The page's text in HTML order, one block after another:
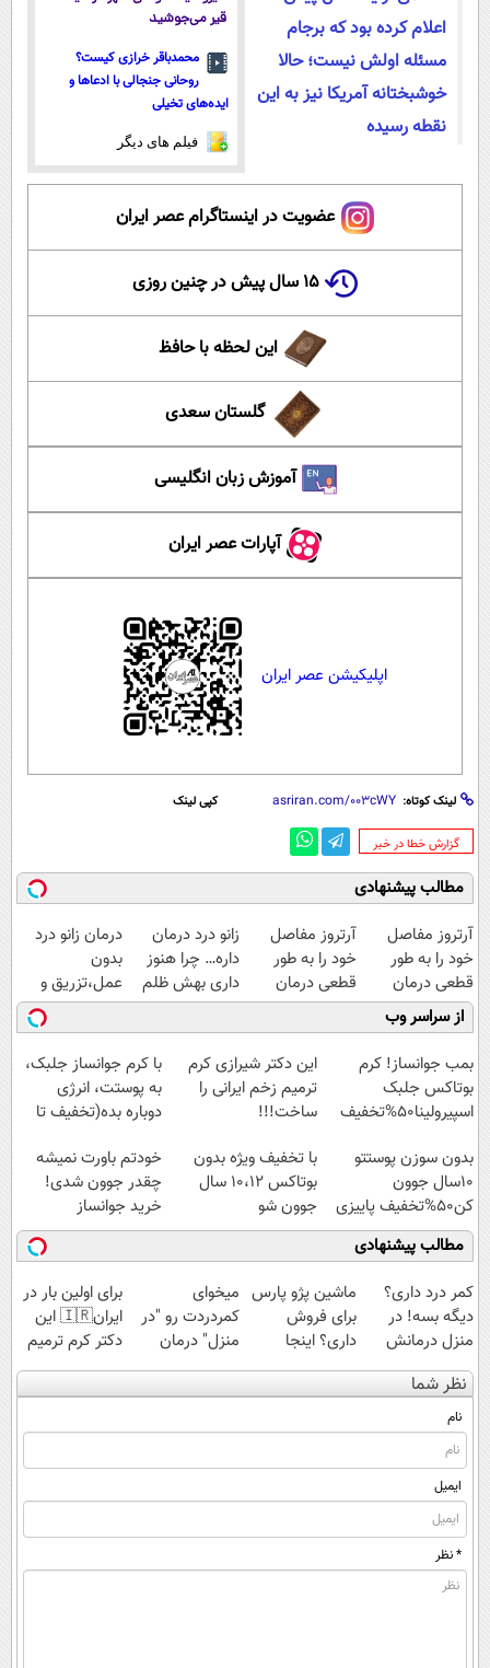
اعلام کرده بود که برجام
مسئله اولش نیست؛ حالا
خوشبختانه آمریکا نیز به این
نقطه رسیده
قیر می‌جوشید
محمدباقر خرازی کیست؟
روحانی جنجالی با ادعاها و
ایده‌های تخیلی
فیلم های دیگر
عضویت در اینستاگرام عصر ایران
۱۵ سال پیش در چنین روزی
این لحظه با حافظ
گلستان سعدی
آموزش زبان انگلیسی
آپارات عصر ایران
اپلیکیشن عصر ایران
لینک کوتاه: کپی لینک
‌گزارش خطا در خبر
مطالب پیشنهادی
آرتروز مفاصل
خود را به طور
قطعی درمان
کنید!
◂پرسش‌نامه▸
آرتروز مفاصل
خود را به طور
قطعی درمان
کنید!
◗پرسش‌نامه◖
زانو درد درمان
داره… چرا هنوز
داری بهش ظلم
می‌کنی؟
درمان زانو درد
بدون
عمل،تزریق و
دارو
(◂پرسش‌نامه)
از سراسر وب
بمب جوانساز! کرم
بوتاکس جلبک
اسپیرولینا50%تخفیف
این دکتر شیرازی کرم
ترمیم زخم ایرانی را
ساخت!!!
با کرم جوانساز جلبک،
به پوستت، انرژی
دوباره بده(تخفیف تا
بدون سوزن پوستتو
10سال جوون
کن50%تخفیف پاییزی
با تخفیف ویژه بدون
بوتاکس ۱۰،۱۲ سال
جوون شو
خودتم باورت نمیشه
چقدر جوون شدی!
خرید جوانساز
اسپیرولینا با تخفیف
ویژه
مطالب پیشنهادی
کمر درد داری؟
دیگه بسه! در
منزل درمانش
کن
(◀پرسش‌نامه)
ماشین پژو پارس
برای فروش
داری؟ اینجا
سریع بفروشش
میخوای
کمردردت رو "در
منزل" درمان
کنی؟ (◂فیلم +
◂پرسش‌نامه)
برای اولین بار در
ایران🇮🇷 این
دکتر کرم ترمیم
کننده 23 روزه
ساخت!
نظر شما
نام
ایمیل
* نظر